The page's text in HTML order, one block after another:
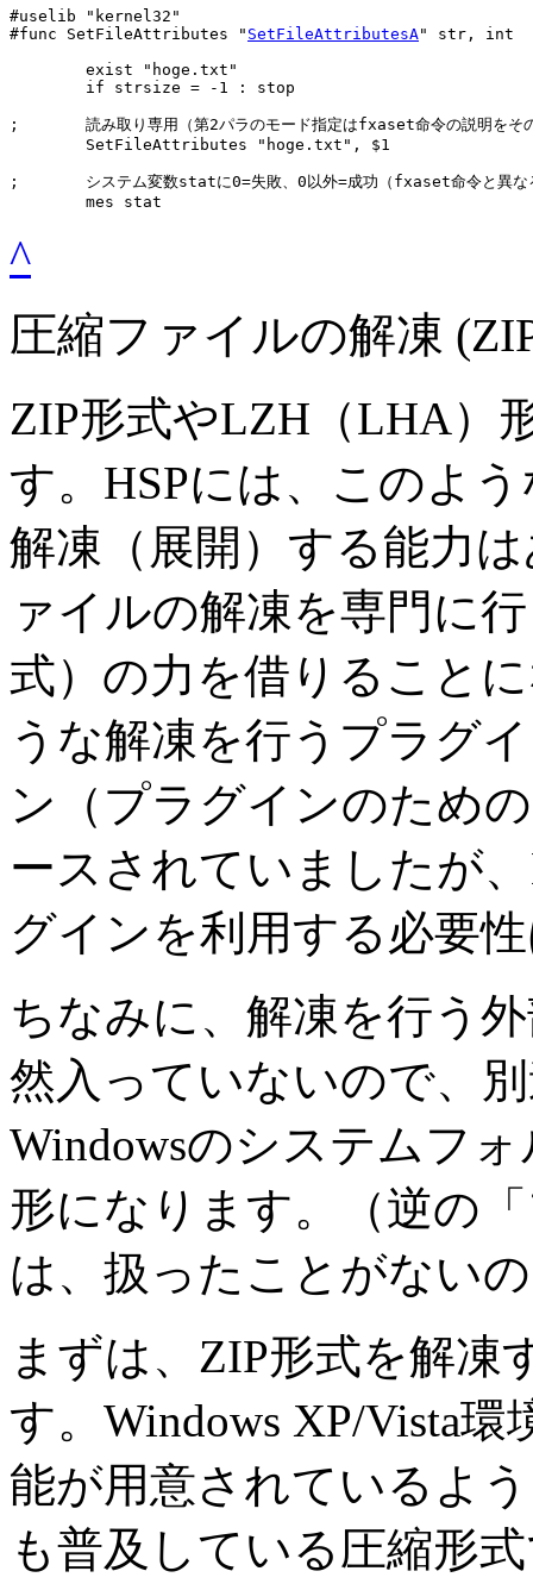
#uselib "kernel32"
#func SetFileAttributes " SetFileAttributesA" str, int
;	読み取り専用（第2パラのモード指定はfxaset命令の説明をそのまま参照）
;	システム変数statに0=失敗、0以外=成功（fxaset命令と異なる）
	mes stat
^
圧縮ファイルの解凍
ZIP形式やLZH（LHA）
す。HSPには、このよ
解凍（展開）する能力
ァイルの解凍を専門に
式）の力を借りること
うな解凍を行うプラグ
ン（プラグインのため
ースされていましたが
グインを利用する必要
ちなみに、解凍を行う
然入っていないので、
Windowsのシステムフ
形になります。（逆の
は、扱ったことがない
まずは、ZIP形式を解凍
す。Windows XP/Vista
能が用意されているよ
も普及している圧縮形